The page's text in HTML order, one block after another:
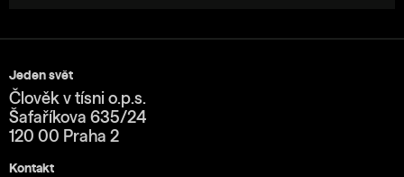
Jeden svět
Člověk v tísni o.p.s.
Šafaříkova 635/24
120 00 Praha 2
Kontakt